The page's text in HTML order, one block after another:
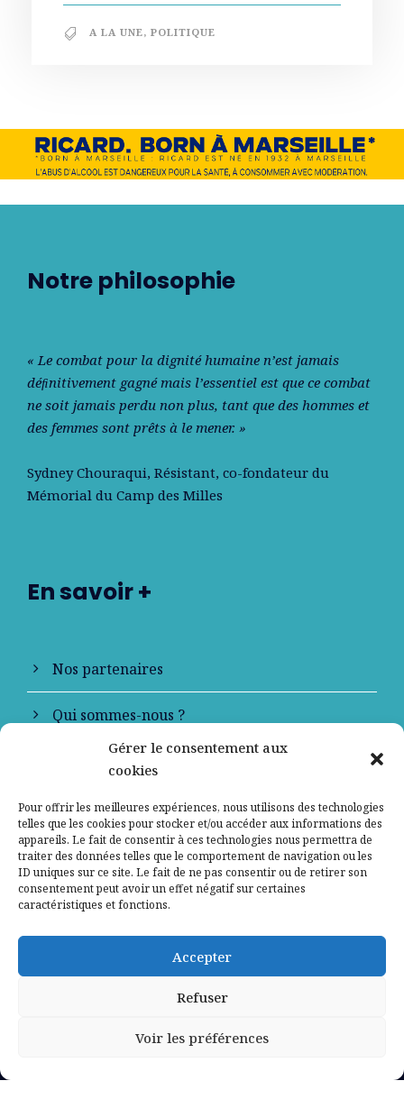
Gérer le consentement aux
cookies
Pour offrir les meilleures expériences, nous utilisons des technologies
telles que les cookies pour stocker et/ou accéder aux informations des
appareils. Le fait de consentir à ces technologies nous permettra de
traiter des données telles que le comportement de navigation ou les
ID uniques sur ce site. Le fait de ne pas consentir ou de retirer son
consentement peut avoir un effet négatif sur certaines
caractéristiques et fonctions.
Accepter
Refuser
Voir les préférences
A LA UNE, POLITIQUE
Notre philosophie
« Le combat pour la dignité humaine n’est jamais
déﬁnitivement gagné mais l’essentiel est que ce combat
ne soit jamais perdu non plus, tant que des hommes et
des femmes sont prêts à le mener. »
Sydney Chouraqui, Résistant, co-fondateur du
Mémorial du Camp des Milles
En savoir +
Nos partenaires
Qui sommes-nous ?
Contactez-nous
Mentions légales
Politique de confidentialité